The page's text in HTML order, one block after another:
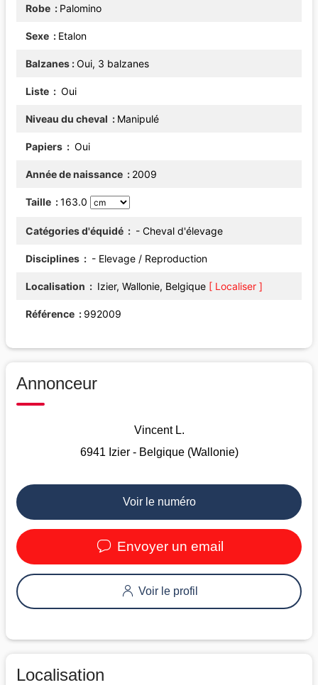
Robe Palomino
Sexe Etalon
Balzanes Oui, 3 balzanes
Liste Oui
Niveau du cheval Manipulé
Papiers Oui
Année de naissance 2009
Taille 163.0
Catégories d'équidé - Cheval d'élevage
Disciplines - Elevage / Reproduction
Localisation Izier, Wallonie, Belgique [ Localiser ]
Référence 992009
Annonceur
Vincent L.
6941 Izier - Belgique (Wallonie)
Voir le numéro
Envoyer un email
Voir le profil
Localisation